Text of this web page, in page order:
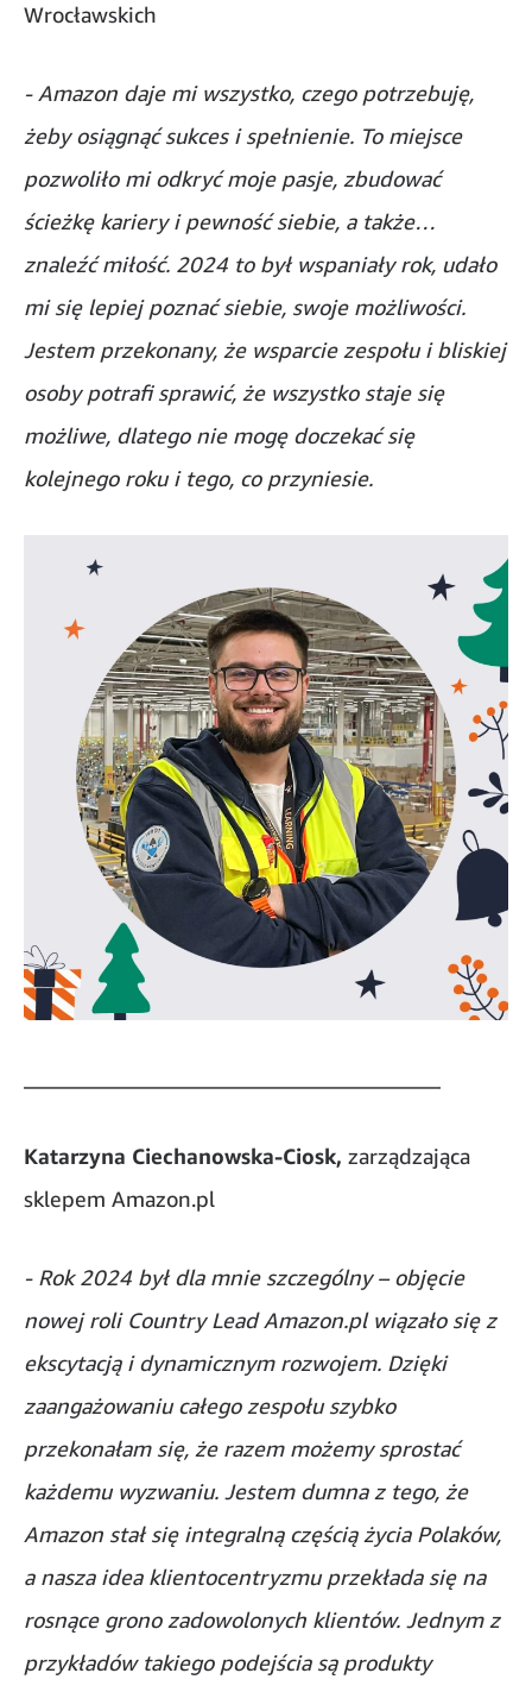
Wrocławskich
- Amazon daje mi wszystko, czego potrzebuję,
żeby osiągnąć sukces i spełnienie. To miejsce
pozwoliło mi odkryć moje pasje, zbudować
ścieżkę kariery i pewność siebie, a także…
znaleźć miłość. 2024 to był wspaniały rok, udało
mi się lepiej poznać siebie, swoje możliwości.
Jestem przekonany, że wsparcie zespołu i bliskiej
osoby potrafi sprawić, że wszystko staje się
możliwe, dlatego nie mogę doczekać się
kolejnego roku i tego, co przyniesie.
Katarzyna Ciechanowska-Ciosk, zarządzająca
sklepem Amazon.pl
- Rok 2024 był dla mnie szczególny – objęcie
nowej roli Country Lead Amazon.pl wiązało się z
ekscytacją i dynamicznym rozwojem. Dzięki
zaangażowaniu całego zespołu szybko
przekonałam się, że razem możemy sprostać
każdemu wyzwaniu. Jestem dumna z tego, że
Amazon stał się integralną częścią życia Polaków,
a nasza idea klientocentryzmu przekłada się na
rosnące grono zadowolonych klientów. Jednym z
przykładów takiego podejścia są produkty